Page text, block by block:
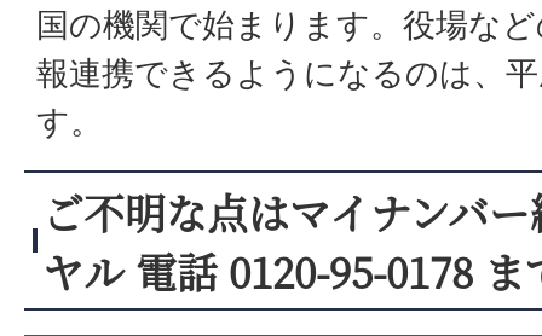
国の機関で始まります。役場な
報連携できるようになるのは、
す。
ご不明な点はマイナンバ
ヤル 電話 0120-95-0178 ま